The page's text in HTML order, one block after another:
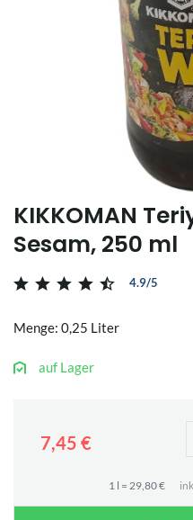
KIKKOMAN
Sesam, 250 ml
4.9/5
Menge: 0,25 Liter
auf Lager
7,45 €
1 l = 29,80 €